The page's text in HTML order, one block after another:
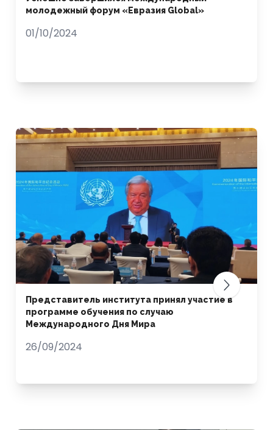
молодежный форум «Евразия Global»
01/10/2024
Представитель института принял участие в
программе обучения по случаю
Международного Дня Мира
26/09/2024